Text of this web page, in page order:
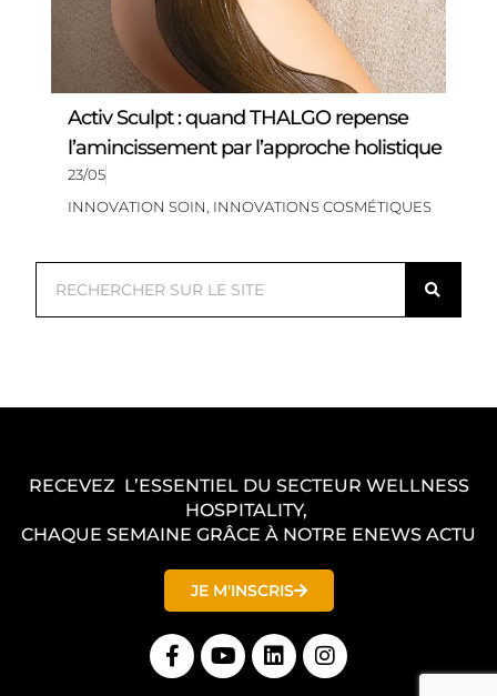
Activ Sculpt : quand THALGO repense
l’amincissement par l’approche holistique
23/05
INNOVATION SOIN INNOVATIONS COSMÉTIQUES
h
r
RECEVEZ L’ESSENTIEL DU SECTEUR WELLNESS
HOSPITALITY,
CHAQUE SEMAINE GRÂCE À NOTRE ENEWS ACTU
JE M'INSCRIS
F
a
Y
o
L
i
I
n